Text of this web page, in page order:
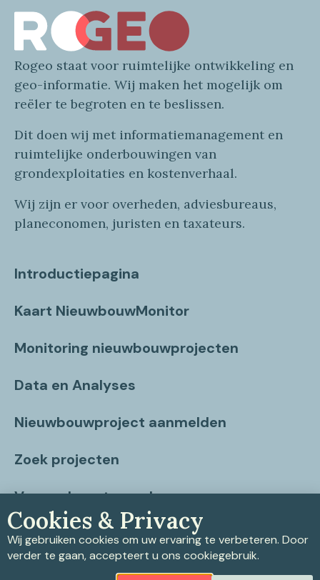
Rogeo staat voor ruimtelijke ontwikkeling en
geo-informatie. Wij maken het mogelijk om
reëler te begroten en te beslissen.
Dit doen wij met informatiemanagement en
ruimtelijke onderbouwingen van
grondexploitaties en kostenverhaal.
Wij zijn er voor overheden, adviesbureaus,
planeconomen, juristen en taxateurs.
Introductiepagina
Kaart NieuwbouwMonitor
Monitoring nieuwbouwprojecten
Data en Analyses
Nieuwbouwproject aanmelden
Zoek projecten
Vragen beantwoord
Contact
Cookies & Privacy
Wij gebruiken cookies om uw ervaring te verbeteren. Door
verder te gaan, accepteert u ons cookiegebruik.